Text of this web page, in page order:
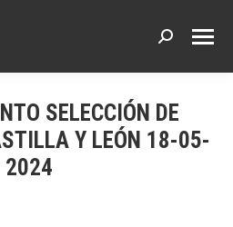
Buscar:
SELECCIÓN DE
Y LEÓN 18-05-
2024